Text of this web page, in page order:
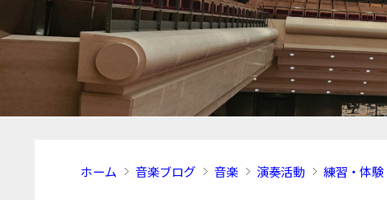
ホーム 音楽ブログ 音楽 演奏活動 練習・体験